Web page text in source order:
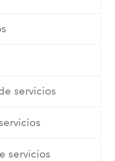
servicios
servicios